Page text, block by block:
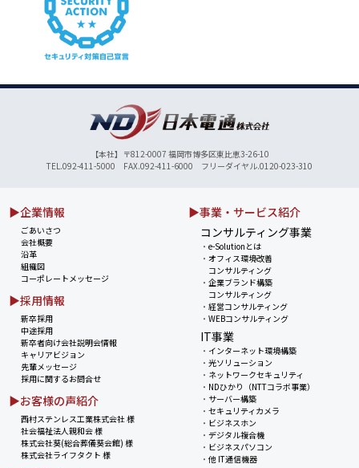
【本社】〒812-0007 福岡市博多区東比恵3-26-10
TEL.092-411-5000 FAX.092-411-6000 フリーダイヤル.0120-023-310
▶企業情報
ごあいさつ
会社概要
沿革
組織図
コーポレートメッセージ
▶採用情報
新卒採用
中途採用
新卒者向け会社説明会情報
キャリアビジョン
先輩メッセージ
採用に関するお問合せ
▶お客様の声紹介
西村ステンレス工業株式会社 様
社会福祉法人親和会 様
株式会社葵(総合葬儀葵会館) 様
株式会社ライフタクト 様
▶事業・サービス紹介
コンサルティング事業
・e-Solutionとは
・オフィス環境改善
コンサルティング
・企業ブランド構築
コンサルティング
・経営コンサルティング
・WEBコンサルティング
IT事業
・ インターネット環境構築
・光ソリューション
・ ネットワークセキュリティ
・ NDひかり（NTTコラボ事業）
・ サーバー構築
・セキュリティカメラ
・ ビジネスホン
・デジタル複合機
・ ビジネスパソコン
・他 IT通信機器